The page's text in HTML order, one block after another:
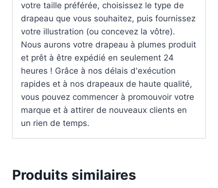
votre taille préférée, choisissez le type de
drapeau que vous souhaitez, puis fournissez
votre illustration (ou concevez la vôtre).
Nous aurons votre drapeau à plumes produit
et prêt à être expédié en seulement 24
heures ! Grâce à nos délais d'exécution
rapides et à nos drapeaux de haute qualité,
vous pouvez commencer à promouvoir votre
marque et à attirer de nouveaux clients en
un rien de temps.
Produits similaires